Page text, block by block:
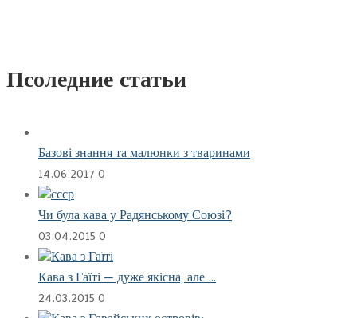
Псоледние статьи
Базові знання та малюнки з тваринами
14.06.20170
Чи була кава у Радянському Союзі?
03.04.20150
Кава з Гаїті — дуже якісна, але …
24.03.20150